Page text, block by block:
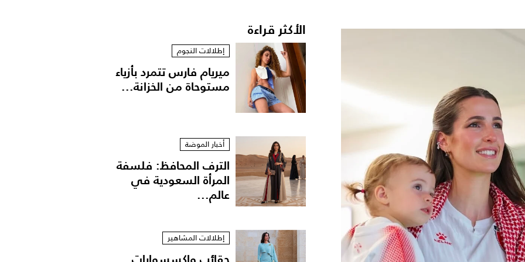
الأكثر قراءة
إطلالات النجوم
ميريام فارس تتمرد بأزياء
مستوحاة من الخزانة...
أخبار الموضة
الترف المحافظ: فلسفة
المرأة السعودية في
عالم...
إطلالات المشاهير